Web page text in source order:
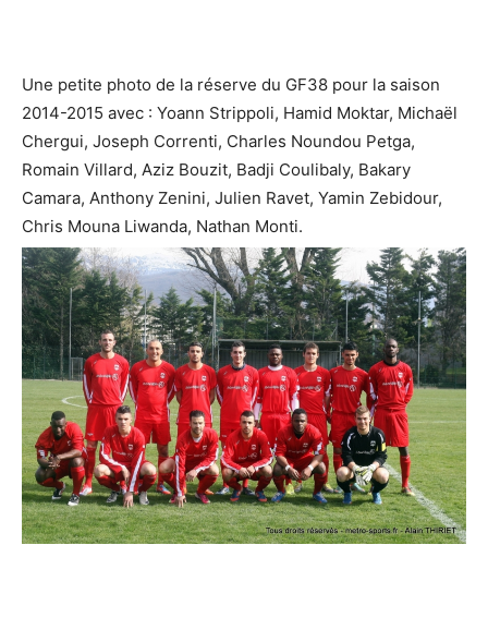
Une petite photo de la réserve du GF38 pour la saison
2014-2015 avec : Yoann Strippoli, Hamid Moktar, Michaël
Chergui, Joseph Correnti, Charles Noundou Petga,
Romain Villard, Aziz Bouzit, Badji Coulibaly, Bakary
Camara, Anthony Zenini, Julien Ravet, Yamin Zebidour,
Chris Mouna Liwanda, Nathan Monti.